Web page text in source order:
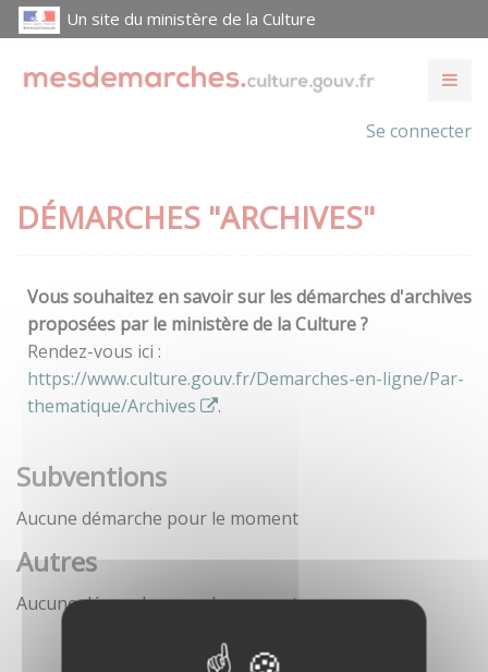
Un site du ministère de la Culture
Se connecter
DÉMARCHES "ARCHIVES"
Vous souhaitez en savoir sur les démarches d'archives
proposées par le ministère de la Culture ?
Rendez-vous ici :
https://www.culture.gouv.fr/Demarches-en-ligne/Par-
thematique/Archives
.
Subventions
Aucune démarche pour le moment
Autres
Aucune démarche pour le moment